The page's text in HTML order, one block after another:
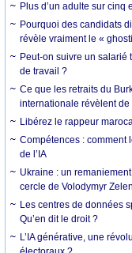
Plus d’un adulte sur
Pourquoi des candidats
révèle vraiment le «
Peut-on suivre un salarié
de travail ?
Ce que les retraits du
internationale révèlent
Libérez le rappeur
Compétences : comment
de l’IA
Ukraine : un
cercle de Volodymyr
Les centres de données
Qu’en dit le droit ?
L’IA générative, une